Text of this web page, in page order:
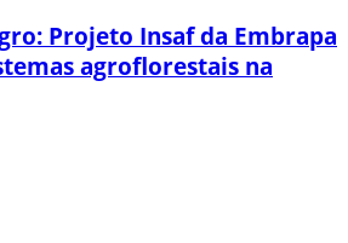
Projeto Insaf da Embrapa
agroflorestais na